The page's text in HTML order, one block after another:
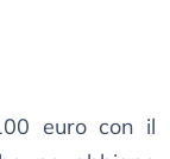
euro con il